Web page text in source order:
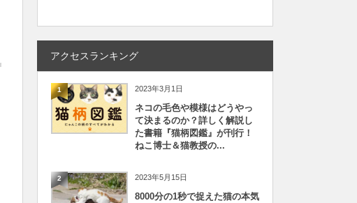
アクセスランキング
1 2023年3月1日
ネコの毛色や模様はどうやっ
て決まるのか？詳しく解説し
た書籍『猫柄図鑑』が刊行！
ねこ博士＆猫教授の...
2 2023年5月15日
8000分の1秒で捉えた猫の本気